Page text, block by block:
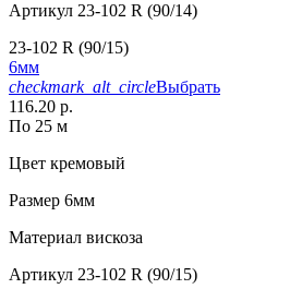
Артикул 23-102 R (90/14)
23-102 R (90/15)
6мм
checkmark_alt_circleВыбрать
116.20 р.
По 25 м
Цвет кремовый
Размер 6мм
Материал вискоза
Артикул 23-102 R (90/15)